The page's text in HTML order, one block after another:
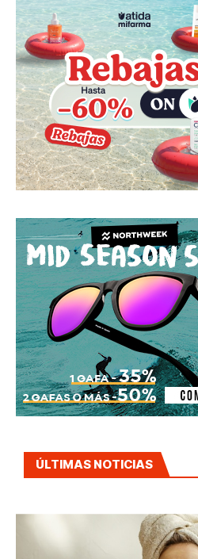
ÚLTIMAS NOTICIAS